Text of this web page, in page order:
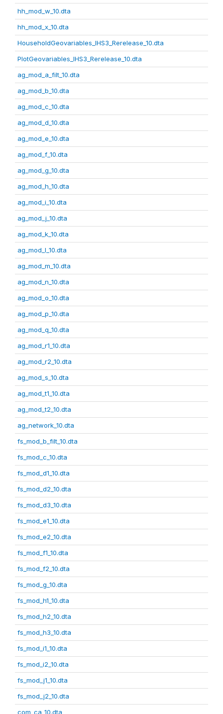
hh_mod_w_10.dta
hh_mod_x_10.dta
HouseholdGeovariables_IHS3_Rerelease_10.dta
PlotGeovariables_IHS3_Rerelease_10.dta
ag_mod_a_filt_10.dta
ag_mod_b_10.dta
ag_mod_c_10.dta
ag_mod_d_10.dta
ag_mod_e_10.dta
ag_mod_f_10.dta
ag_mod_g_10.dta
ag_mod_h_10.dta
ag_mod_i_10.dta
ag_mod_j_10.dta
ag_mod_k_10.dta
ag_mod_l_10.dta
ag_mod_m_10.dta
ag_mod_n_10.dta
ag_mod_o_10.dta
ag_mod_p_10.dta
ag_mod_q_10.dta
ag_mod_r1_10.dta
ag_mod_r2_10.dta
ag_mod_s_10.dta
ag_mod_t1_10.dta
ag_mod_t2_10.dta
ag_network_10.dta
fs_mod_b_filt_10.dta
fs_mod_c_10.dta
fs_mod_d1_10.dta
fs_mod_d2_10.dta
fs_mod_d3_10.dta
fs_mod_e1_10.dta
fs_mod_e2_10.dta
fs_mod_f1_10.dta
fs_mod_f2_10.dta
fs_mod_g_10.dta
fs_mod_h1_10.dta
fs_mod_h2_10.dta
fs_mod_h3_10.dta
fs_mod_i1_10.dta
fs_mod_i2_10.dta
fs_mod_j1_10.dta
fs_mod_j2_10.dta
com_ca_10.dta